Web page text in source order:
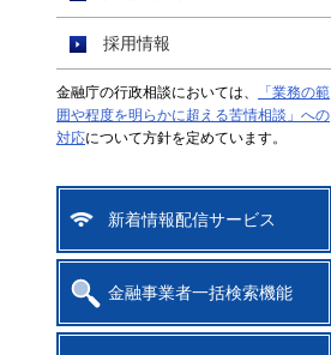
採用情報
金融庁の行政相談においては、
「業務の範
囲や程度を明らかに超える苦情相談」への
対応について方針を定めています。
新着情報配信サービス
金融事業者一括検索機能